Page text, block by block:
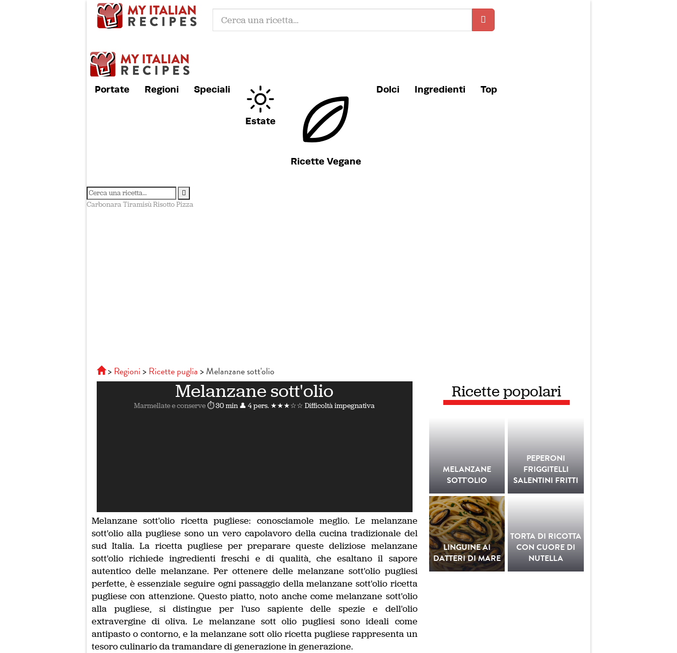
Portate Regioni Speciali
Estate
Ricette Vegane
Dolci Ingredienti Top
CarbonaraTiramisùRisottoPizza
Regioni Ricette puglia Melanzane sott'olio
Melanzane sott'olio
Marmellate e conserve ⏱ 30 min👤 4 pers. ★★★☆☆ Difficoltà impegnativa
Melanzane sott'olio ricetta pugliese: conosciamole meglio. Le melanzane
sott'olio alla pugliese sono un vero capolavoro della cucina tradizionale del
sud Italia. La ricetta pugliese per preparare queste deliziose melanzane
sott'olio richiede ingredienti freschi e di qualità, che esaltano il sapore
autentico delle melanzane. Per ottenere delle melanzane sott'olio pugliesi
perfette, è essenziale seguire ogni passaggio della melanzane sott'olio ricetta
pugliese con attenzione. Questo piatto, noto anche come melanzane sott'olio
alla pugliese, si distingue per l'uso sapiente delle spezie e dell'olio
extravergine di oliva. Le melanzane sott olio pugliesi sono ideali come
antipasto o contorno, e la melanzane sott olio ricetta pugliese rappresenta un
tesoro culinario da tramandare di generazione in generazione.
Ricette popolari
MELANZANE
SOTT'OLIO
PEPERONI
FRIGGITELLI
SALENTINI FRITTI
LINGUINE AI
DATTERI DI MARE
TORTA DI RICOTTA
CON CUORE DI
NUTELLA